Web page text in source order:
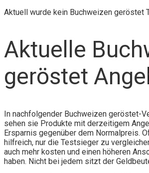
Aktuell wurde kein Buchweizen geröstet
Aktuelle
geröstet
In nachfolgender Buchweizen geröstet-
sehen sie Produkte mit derzeitigem
Ersparnis gegenüber dem Normalpreis.
hilfreich, nur die Testsieger zu
auch mehr kosten und einen höheren
haben. Nicht bei jedem sitzt der